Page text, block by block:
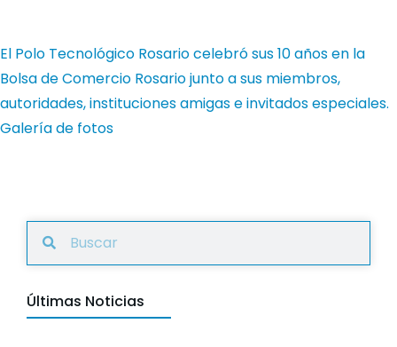
El Polo Tecnológico Rosario celebró sus 10 años en la
Bolsa de Comercio Rosario junto a sus miembros,
autoridades, instituciones amigas e invitados especiales.
Galería de fotos
Últimas Noticias